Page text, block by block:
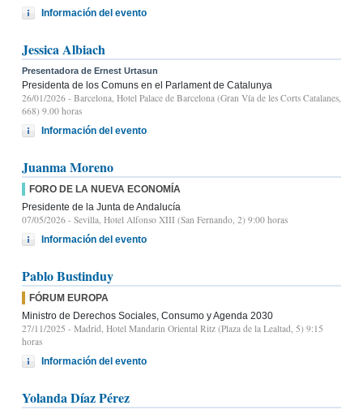
Información del evento
Jessica Albiach
Presentadora de Ernest Urtasun
Presidenta de los Comuns en el Parlament de Catalunya
26/01/2026 - Barcelona, Hotel Palace de Barcelona (Gran Vía de les Corts Catalanes,
668) 9.00 horas
Información del evento
Juanma Moreno
FORO DE LA NUEVA ECONOMÍA
Presidente de la Junta de Andalucía
07/05/2026 - Sevilla, Hotel Alfonso XIII (San Fernando, 2) 9:00 horas
Información del evento
Pablo Bustinduy
FÓRUM EUROPA
Ministro de Derechos Sociales, Consumo y Agenda 2030
27/11/2025 - Madrid, Hotel Mandarin Oriental Ritz (Plaza de la Lealtad, 5) 9:15
horas
Información del evento
Yolanda Díaz Pérez